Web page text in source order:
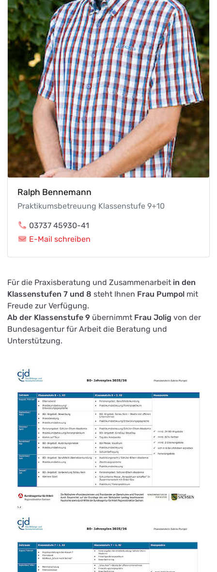
Ralph Bennemann
Praktikumsbetreuung Klassenstufe 9+10
03737 45930-41
E-Mail schreiben
Für die Praxisberatung und Zusammenarbeit in den
Klassenstufen 7 und 8 steht Ihnen Frau Pumpol mit
Freude zur Verfügung.
Ab der Klassenstufe 9 übernimmt Frau Jolig von der
Bundesagentur für Arbeit die Beratung und
Unterstützung.